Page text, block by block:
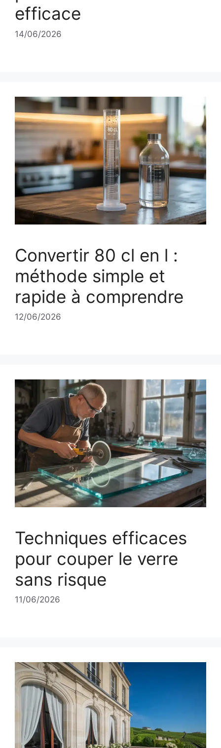
efficace
14/06/2026
Convertir 80 cl en l :
méthode simple et
rapide à comprendre
12/06/2026
Techniques efficaces
pour couper le verre
sans risque
11/06/2026